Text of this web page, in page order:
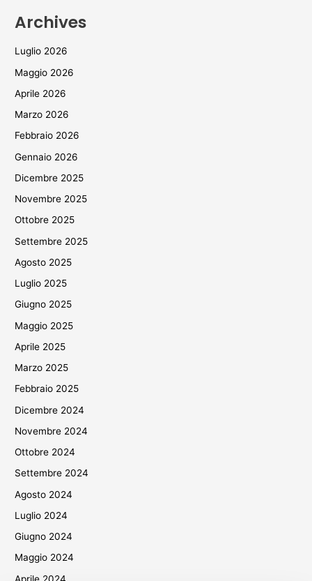
Archives
Luglio 2026
Maggio 2026
Aprile 2026
Marzo 2026
Febbraio 2026
Gennaio 2026
Dicembre 2025
Novembre 2025
Ottobre 2025
Settembre 2025
Agosto 2025
Luglio 2025
Giugno 2025
Maggio 2025
Aprile 2025
Marzo 2025
Febbraio 2025
Dicembre 2024
Novembre 2024
Ottobre 2024
Settembre 2024
Agosto 2024
Luglio 2024
Giugno 2024
Maggio 2024
Aprile 2024